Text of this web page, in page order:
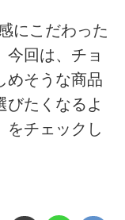
にこだわった
今回は、チョ
めそうな商品
びたくなるよ
をチェックし